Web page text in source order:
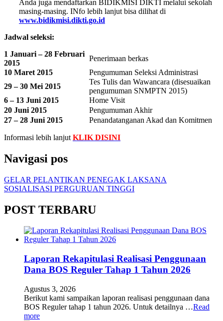
Anda juga mendaftarkan BIDIKMISI DIKTI melalui sekolah
masing-masing. INfo lebih lanjut bisa dilihat di
www.bidikmisi.dikti.go.id
Jadwal seleksi:
1 Januari – 28 Februari
2015
Penerimaan berkas
10 Maret 2015
Pengumuman Seleksi Administrasi
29 – 30 Mei 2015
Tes Tulis dan Wawancara (disesuaikan
pengumuman SNMPTN 2015)
6 – 13 Juni 2015
Home Visit
20 Juni 2015
Pengumuman Akhir
27 – 28 Juni 2015
Penandatanganan Akad dan Komitmen
Informasi lebih lanjut KLIK DISINI
Navigasi pos
GELAR PELANTIKAN PENEGAK LAKSANA
SOSIALISASI PERGURUAN TINGGI
POST TERBARU
Laporan Rekapitulasi Realisasi Penggunaan
Dana BOS Reguler Tahap 1 Tahun 2026
Agustus 3, 2026
Berikut kami sampaikan laporan realisasi penggunaan dana
BOS Reguler tahap 1 tahun 2026. Untuk detailnya …Read
more